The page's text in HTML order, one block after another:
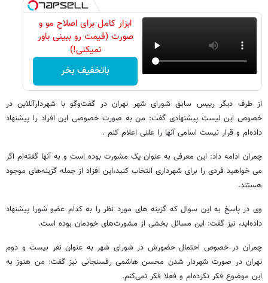
ابزار کامل برای اصلاح مو و
صورت (قیمت رو ببینی باور
نمیکنی!)
باتخفیف بخر
از طرف دیگر رییس سابق شورای شهر تهران در گفت‌وگو با شهردارآنلاین در
خصوص این لیست پیشنهادی گفت: من به صورت خصوصی این افراد را پیشنهاد
داده‌ام و قرار نیست اسامی آنها را علنی اعلام کنم .
چمران ادامه داد: این معرفی به عنوان یک مشورت بوده است و به آنها گفته‌ام اگر
می خواهید فردی را برای شهرداری انتخاب کنید،این افزاد از جمله گزینه‌های موجود
هستند.
وی در پاسخ به این سوال که گزینه های مورد نظر را به کدام عضو شورا پیشنهاد
داد‌ه‌اید، نیز گفت: این مسائل بخشی از مشورت‌های خودمان بوده است.
چمران در خصوص احتمال حضورش در شورای شهر به عنوان نفر بیست و دوم
تهران در صورت شهردار شدن محسن هاشمی رفسنجانی نیز گفت: من هنوز به
این موضوع فکر نکرده‌ام و فعلا فکر نمی‌کنم.